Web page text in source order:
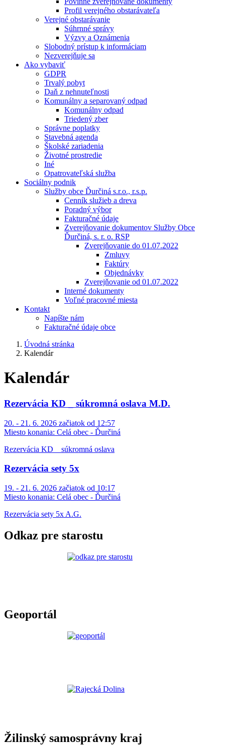
Profil verejného obstarávateľa
Verejné obstarávanie
Súhrnné správy
Výzvy a Oznámenia
Slobodný prístup k informáciam
Nezverejňuje sa
Ako vybaviť
GDPR
Trvalý pobyt
Daň z nehnuteľnosti
Komunálny a separovaný odpad
Komunálny odpad
Triedený zber
Správne poplatky
Stavebná agenda
Školské zariadenia
Životné prostredie
Iné
Opatrovateľská služba
Sociálny podnik
Služby obce Ďurčiná s.r.o., r.s.p.
Cenník služieb a dreva
Poradný výbor
Fakturačné údaje
Zverejňovanie dokumentov Služby Obce
Ďurčiná, s. r. o. RSP
Zverejňovanie do 01.07.2022
Zmluvy
Faktúry
Objednávky
Zverejňovanie od 01.07.2022
Interné dokumenty
Voľné pracovné miesta
Kontakt
Napíšte nám
Fakturačné údaje obce
Úvodná stránka
Kalendár
Kalendár
Rezervácia KD _ súkromná oslava M.D.
20. - 21. 6. 2026 začiatok od 12:57
Miesto konania: Celá obec - Ďurčiná
Rezervácia KD _ súkromná oslava
Rezervácia sety 5x
19. - 21. 6. 2026 začiatok od 10:17
Miesto konania: Celá obec - Ďurčiná
Rezervácia sety 5x A.G.
Odkaz pre starostu
Geoportál
Žilinský samosprávny kraj